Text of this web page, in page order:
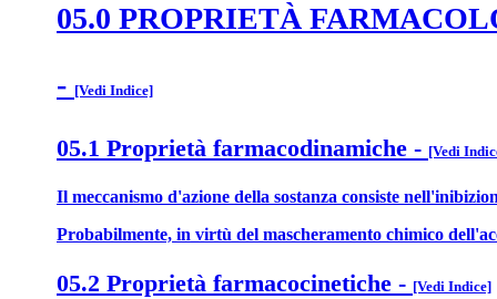
05.0 PROPRIETÀ
- [Vedi Indice]
05.1 Proprietà farmacodinamiche - [Vedi
Il meccanismo d'azione della sostanza consiste
Probabilmente, in virtù del mascheramento chimico
05.2 Proprietà farmacocinetiche - [Vedi Indice]